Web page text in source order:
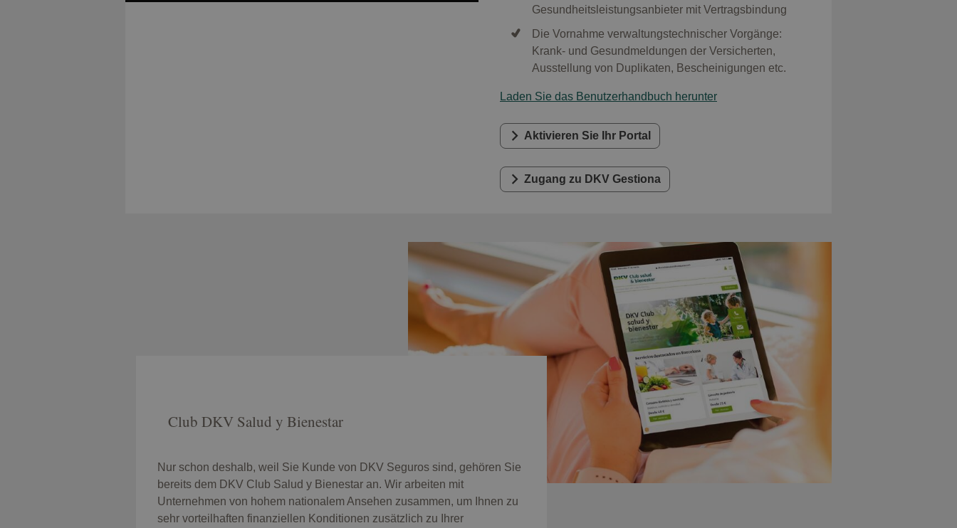
Gesundheitsleistungsanbieter mit Vertragsbindung
Die Vornahme verwaltungstechnischer Vorgänge:
Krank- und Gesundmeldungen der Versicherten,
Ausstellung von Duplikaten, Bescheinigungen etc.
Laden Sie das Benutzerhandbuch herunter
Aktivieren Sie Ihr Portal
Zugang zu DKV Gestiona
Club DKV Salud y Bienestar
Nur schon deshalb, weil Sie Kunde von DKV Seguros sind, gehören Sie
bereits dem DKV Club Salud y Bienestar an. Wir arbeiten mit
Unternehmen von hohem nationalem Ansehen zusammen, um Ihnen zu
sehr vorteilhaften finanziellen Konditionen zusätzlich zu Ihrer